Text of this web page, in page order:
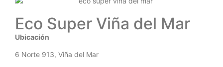
Eco Super Viña del Mar
Ubicación
6 Norte 913, Viña del Mar